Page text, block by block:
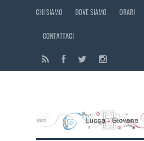
CHI SIAMO DOVE SIAMO ORARI
CONTATTACI